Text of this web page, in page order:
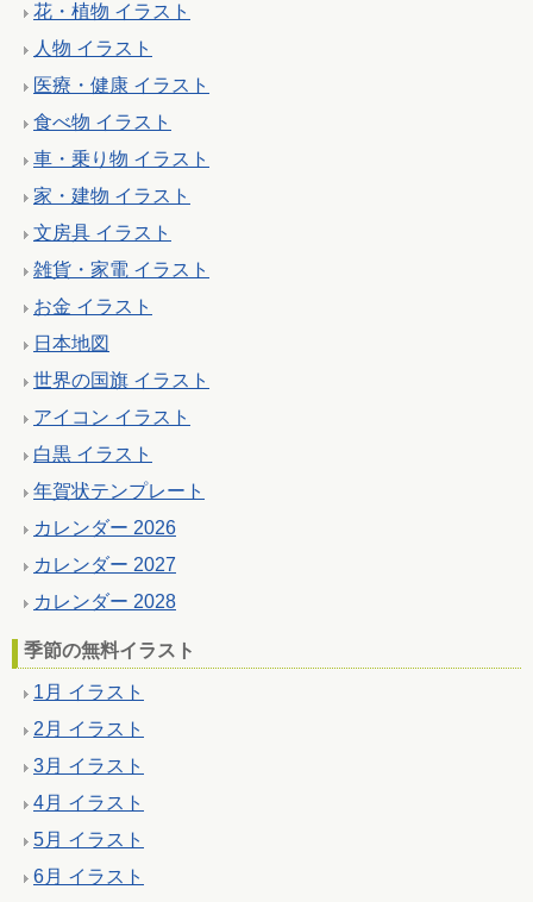
花・植物 イラスト
人物 イラスト
医療・健康 イラスト
食べ物 イラスト
車・乗り物 イラスト
家・建物 イラスト
文房具 イラスト
雑貨・家電 イラスト
お金 イラスト
日本地図
世界の国旗 イラスト
アイコン イラスト
白黒 イラスト
年賀状テンプレート
カレンダー 2026
カレンダー 2027
カレンダー 2028
季節の無料イラスト
1月 イラスト
2月 イラスト
3月 イラスト
4月 イラスト
5月 イラスト
6月 イラスト